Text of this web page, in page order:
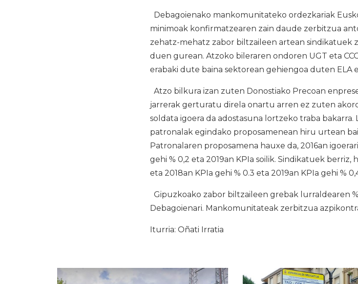
Debagoienako mankomunitateko ordezkariak
minimoak konfirmatzearen zain daude zerbitzua
zehatz-mehatz zabor biltzaileen artean sindikatuek
duen gurean. Atzoko bileraren ondoren UGT eta
erabaki dute baina sektorean gehiengoa duten ELA
Atzo bilkura izan zuten Donostiako Precoan
jarrerak gerturatu direla onartu arren ez zuten
soldata igoera da adostasuna lortzeko traba
patronalak egindako proposamenean hiru urtean
Patronalaren proposamena hauxe da, 2016an
gehi % 0,2 eta 2019an KPIa soilik. Sindikatuek berriz,
eta 2018an KPIa gehi % 0.3 eta 2019an KPIa gehi %
Gipuzkoako zabor biltzaileen grebak lurraldearen
Debagoienari. Mankomunitateak zerbitzua
Iturria: Oñati Irratia